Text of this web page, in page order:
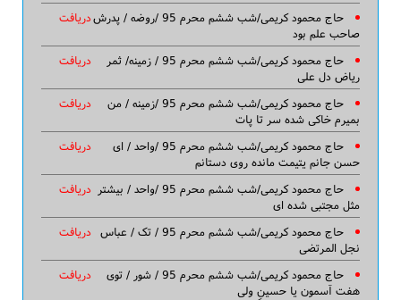
دریافتحاج محمود کریمی/شب ششم محرم 95 /روضه / پدرش
صاحب علم بود
دریافت
حاج محمود کریمی/شب ششم محرم 95 / زمینه/ ثمر
ریاض دل علی
دریافت
حاج محمود کریمی/شب ششم محرم 95 /زمینه / من
بمیرم خاکی شده سر تا پات
دریافت
حاج محمود کریمی/شب ششم محرم 95 /واحد / ای
حسن جانم یتیمت مانده روی دستانم
دریافت حاج محمود کریمی/شب ششم محرم 95 /واحد / بیشتر
مثل مجتبی شده ای
دریافت حاج محمود کریمی/شب ششم محرم 95 / تک / عباس
نجل المرتضی
دریافت
حاج محمود کریمی/شب ششم محرم 95 / شور / توی
هفت آسمون یا حسینِ ولی